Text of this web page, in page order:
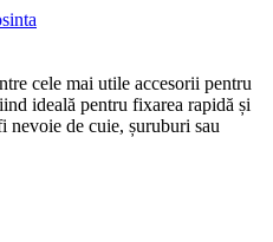
cele mai utile accesorii pentru
ideală pentru fixarea rapidă și
nevoie de cuie, șuruburi sau